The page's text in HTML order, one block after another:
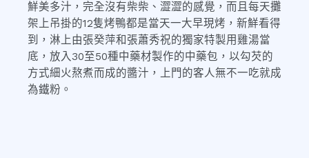
鮮美多汁，完全沒有柴柴、澀澀的感覺，而且每天攤
架上吊掛的12隻烤鴨都是當天一大早現烤，新鮮看得
到，淋上由張癸萍和張蕭秀祝的獨家特製用雞湯當
底，放入30至50種中藥材製作的中藥包，以勾芡的
方式細火熬煮而成的醬汁，上門的客人無不一吃就成
為鐵粉。